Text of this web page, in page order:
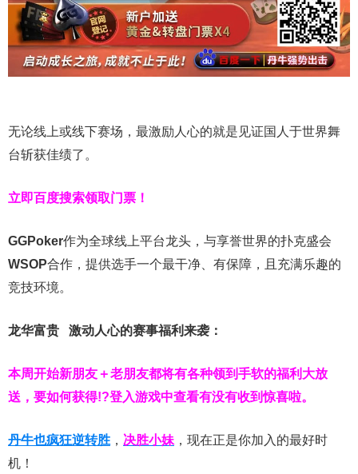
无论线上或线下赛场，最激励人心的就是见证国人于世界舞
台斩获佳绩了。
立即百度搜索领取门票！
GGPoker作为全球线上平台龙头，与享誉世界的扑克盛会
WSOP合作，提供选手一个最干净、有保障，且充满乐趣的
竞技环境。
龙华富贵 激动人心的赛事福利来袭：
本周开始新朋友＋老朋友都将有各种领到手软的福利大放
送，要如何获得!?登入游戏中查看有没有收到惊喜啦。
丹牛也疯狂逆转胜 ， 决胜小妹 ，现在正是你加入的最好时
机！